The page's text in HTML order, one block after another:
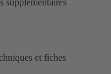
et fiches